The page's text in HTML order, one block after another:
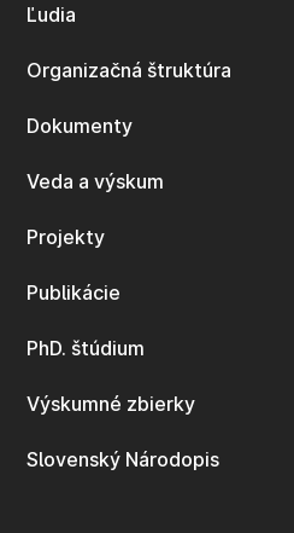
Ľudia
Organizačná štruktúra
Dokumenty
Veda a výskum
Projekty
Publikácie
PhD. štúdium
Výskumné zbierky
Slovenský Národopis